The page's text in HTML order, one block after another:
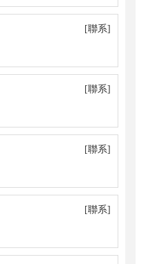
[聯系]
[聯系]
[聯系]
[聯系]